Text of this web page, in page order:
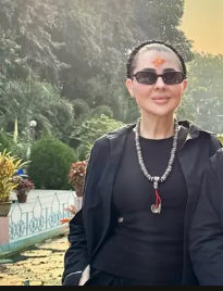
человеческих
возрождения.